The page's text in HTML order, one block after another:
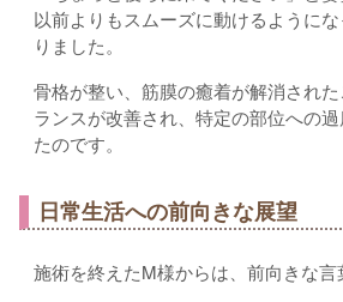
以前よりもスムーズに動けるように
りました。
骨格が整い、筋膜の癒着が解消され
ランスが改善され、特定の部位への
たのです。
日常生活への前向きな展望
施術を終えたM様からは、前向きな言